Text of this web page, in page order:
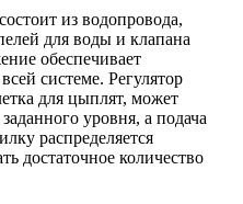
из водопровода,
для воды и клапана
обеспечивает
системе. Регулятор
для цыплят, может
уровня, а подача
распределяется
достаточное количество